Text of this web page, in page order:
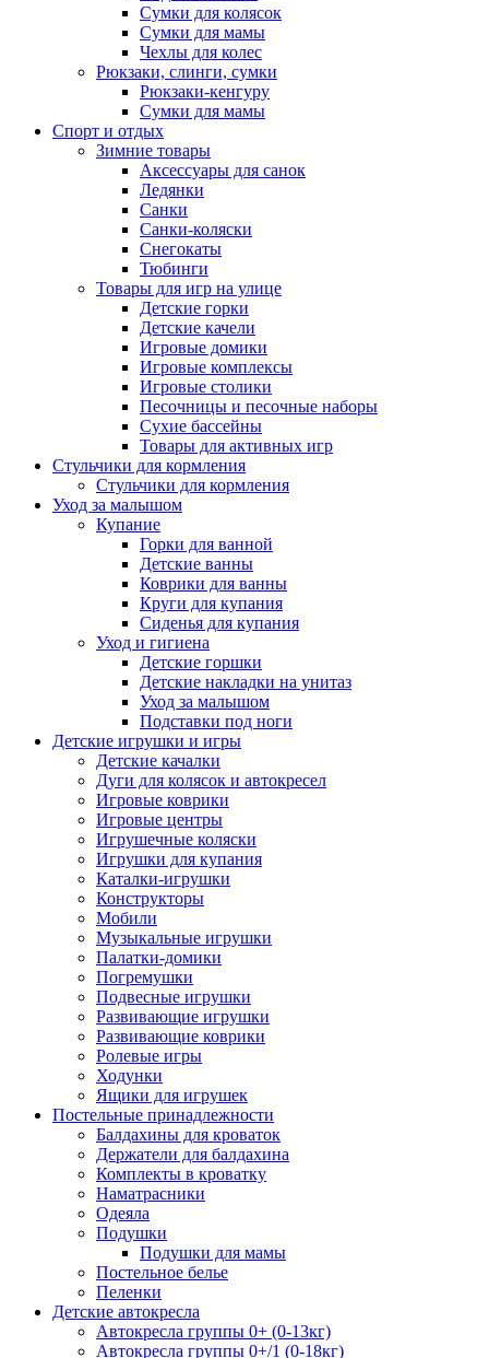
Сумки для колясок
Сумки для мамы
Чехлы для колес
Рюкзаки, слинги, сумки
Рюкзаки-кенгуру
Сумки для мамы
Спорт и отдых
Зимние товары
Аксессуары для санок
Ледянки
Санки
Санки-коляски
Снегокаты
Тюбинги
Товары для игр на улице
Детские горки
Детские качели
Игровые домики
Игровые комплексы
Игровые столики
Песочницы и песочные наборы
Сухие бассейны
Товары для активных игр
Стульчики для кормления
Стульчики для кормления
Уход за малышом
Купание
Горки для ванной
Детские ванны
Коврики для ванны
Круги для купания
Сиденья для купания
Уход и гигиена
Детские горшки
Детские накладки на унитаз
Уход за малышом
Подставки под ноги
Детские игрушки и игры
Детские качалки
Дуги для колясок и автокресел
Игровые коврики
Игровые центры
Игрушечные коляски
Игрушки для купания
Каталки-игрушки
Конструкторы
Мобили
Музыкальные игрушки
Палатки-домики
Погремушки
Подвесные игрушки
Развивающие игрушки
Развивающие коврики
Ролевые игры
Ходунки
Ящики для игрушек
Постельные принадлежности
Балдахины для кроваток
Держатели для балдахина
Комплекты в кроватку
Наматрасники
Одеяла
Подушки
Подушки для мамы
Постельное белье
Пеленки
Детские автокресла
Автокресла группы 0+ (0-13кг)
Автокресла группы 0+/1 (0-18кг)